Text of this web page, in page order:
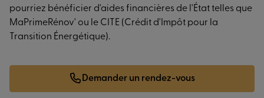
pourriez bénéficier d'aides financières de l'État telles que
MaPrimeRénov' ou le CITE (Crédit d'Impôt pour la
Transition Énergétique).
Demander un rendez-vous